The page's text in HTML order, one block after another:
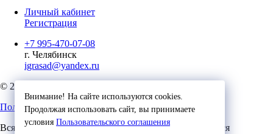
Внимание! На сайте используются cookies.
Продолжая использовать сайт, вы принимаете
условия Пользовательского соглашения
Личный кабинет
Регистрация
+7 995-470-07-08
г. Челябинск
igrasad@yandex.ru
© 2023, Игровые Технологии
Пользовательское соглашение
Вся представленная на сайте информация, касающаяся